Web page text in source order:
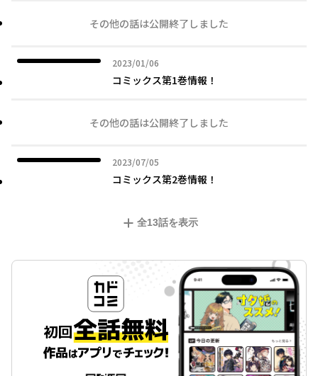
その他の話は公開終了しました
2023/01/06
2023年01月06日
コミックス第1巻情報！
その他の話は公開終了しました
2023/07/05
2023年07月05日
コミックス第2巻情報！
全13話を表示